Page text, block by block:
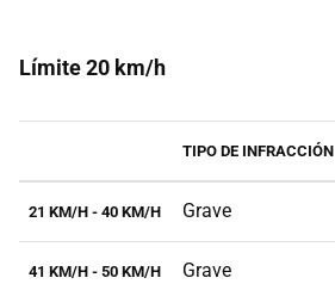
Límite 20 km/h
TIPO DE INFRACCIÓN
21 KM/H - 40 KM/H Grave
41 KM/H - 50 KM/H Grave